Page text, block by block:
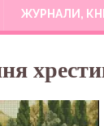
ЖУРНАЛИ,